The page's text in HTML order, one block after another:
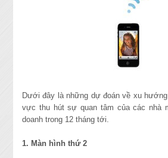
Dưới đây là những dự đoán về xu
vực thu hút sự quan tâm của các nhà
doanh trong 12 tháng tới.
1. Màn hình thứ 2